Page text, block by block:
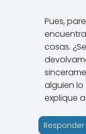
Pues,
cosas.
alguien lo
explique
Responder